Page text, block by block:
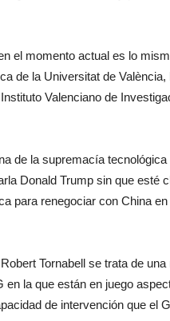
el momento actual es lo
de la Universitat de València,
Valenciano de
de la supremacía tecnológica
Donald Trump sin que esté
para renegociar con China
Tornabell se trata de una
en la que están en juego
de intervención que el